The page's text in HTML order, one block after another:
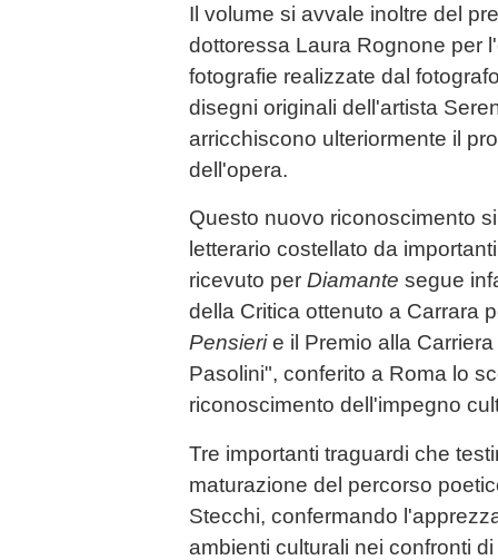
Il volume si avvale inoltre del
dottoressa Laura Rognone per
fotografie realizzate dal
disegni originali dell'artista
arricchiscono ulteriormente il
dell'opera.
Questo nuovo riconoscimento
letterario costellato da
ricevuto per Diamante segue
della Critica ottenuto a Carrara
Pensierie il Premio alla
Pasolini", conferito a Roma lo
riconoscimento dell'impegno
Tre importanti traguardi che
maturazione del percorso
Stecchi, confermando
ambienti culturali nei confronti